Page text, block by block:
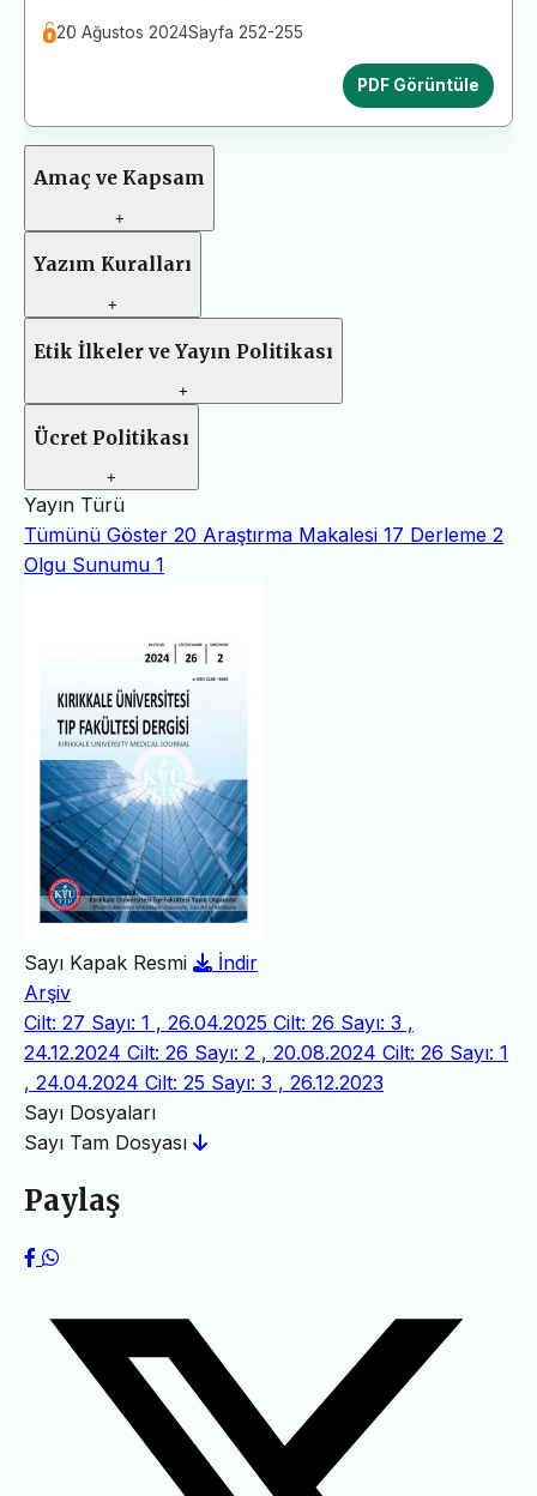
20 Ağustos 2024Sayfa 252-255
PDF Görüntüle
Amaç ve Kapsam
+
Yazım Kuralları
+
Etik İlkeler ve Yayın Politikası
+
Ücret Politikası
+
Yayın Türü
Tümünü Göster 20 Araştırma Makalesi 17 Derleme 2
Olgu Sunumu 1
Sayı Kapak Resmi
İndir
Arşiv
Cilt: 27 Sayı: 1 , 26.04.2025 Cilt: 26 Sayı: 3 ,
24.12.2024 Cilt: 26 Sayı: 2 , 20.08.2024 Cilt: 26 Sayı: 1
, 24.04.2024 Cilt: 25 Sayı: 3 , 26.12.2023
Sayı Dosyaları
Sayı Tam Dosyası
Paylaş